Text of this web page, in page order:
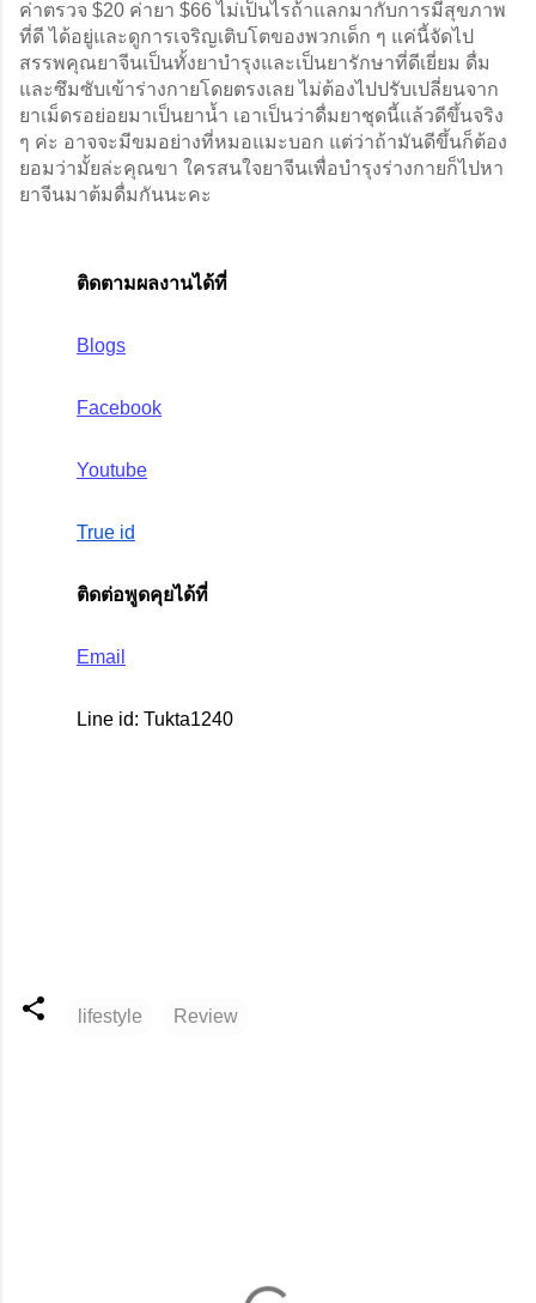
ค่าตรวจ $20 ค่ายา $66 ไม่เป็นไรถ้าแลกมากับการมีสุขภาพ
ที่ดี ได้อยู่และดูการเจริญเติบโตของพวกเด็ก ๆ แค่นี้จัดไป
สรรพคุณยาจีนเป็นทั้งยาบำรุงและเป็นยารักษาที่ดีเยี่ยม ดื่ม
และซึมซับเข้าร่างกายโดยตรงเลย ไม่ต้องไปปรับเปลี่ยนจาก
ยาเม็ดรอย่อยมาเป็นยาน้ำ เอาเป็นว่าดื่มยาชุดนี้แล้วดีขึ้นจริง
ๆ ค่ะ อาจจะมีขมอย่างที่หมอแมะบอก แต่ว่าถ้ามันดีขึ้นก็ต้อง
ยอมว่ามั้ยล่ะคุณขา ใครสนใจยาจีนเพื่อบำรุงร่างกายก็ไปหา
ยาจีนมาต้มดื่มกันนะคะ
ติดตามผลงานได้ที่
Blogs
Facebook
Youtube
True id
ติดต่อพูดคุยได้ที่
Email
Line id: Tukta1240
lifestyle Review